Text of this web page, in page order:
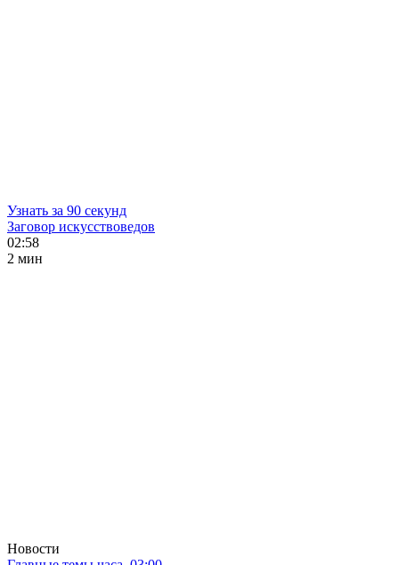
Узнать за 90 секунд
Заговор искусствоведов
02:58
2 мин
Новости